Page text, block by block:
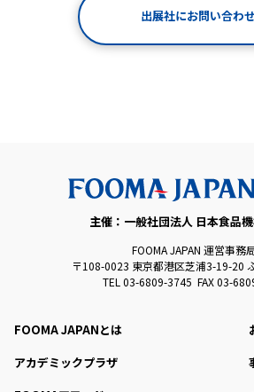
出展社にお問い合わせ
主催：一般社団法人 日本食品
FOOMA JAPAN 運営事務
〒108-0023 東京都港区芝浦3-19-20
TEL 03-6809-3745 FAX 03-
FOOMA JAPANとは
アカデミックプラザ